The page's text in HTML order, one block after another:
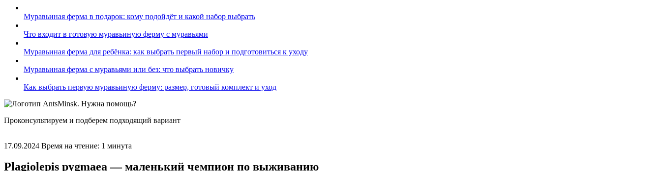
Муравьиная ферма в подарок: кому подойдёт и какой набор выбрать
Что входит в готовую муравьиную ферму с муравьями
Муравьиная ферма для ребёнка: как выбрать первый набор и подготовиться к уходу
Муравьиная ферма с муравьями или без: что выбрать новичку
Как выбрать первую муравьиную ферму: размер, готовый комплект и уход
Нужна помощь?
Проконсультируем и подберем подходящий вариант
17.09.2024 Время на чтение: 1 минута
Plagiolepis pygmaea — маленький чемпион по выживанию